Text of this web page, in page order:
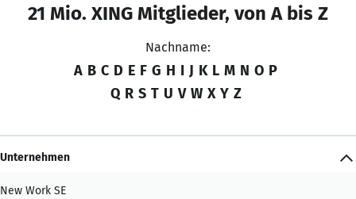
21 Mio. XING Mitglieder, von A bis Z
Nachname:
A B C D E F G H I J K L M N O P
Q R S T U V W X Y Z
Unternehmen
New Work SE